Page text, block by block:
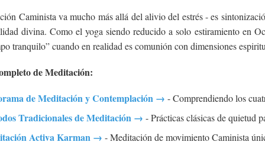
Caminista va mucho más allá del alivio del estrés - es
divina. Como el yoga siendo reducido a solo estiramiento en
tranquilo” cuando en realidad es comunión con dimensiones
de Meditación:
de Meditación y Contemplación → - Comprendiendo los
Tradicionales de Meditación → - Prácticas clásicas de quietud
Activa Karman → - Meditación de movimiento Caminista